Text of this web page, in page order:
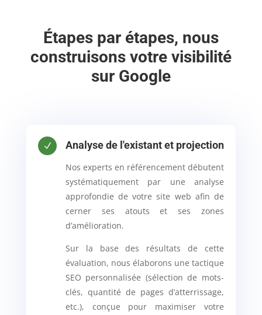
Étapes par étapes, nous
construisons votre visibilité
sur Google
N Analyse de l'existant et projection
Nos experts en référencement débutent
systématiquement par une analyse
approfondie de votre site web afin de
cerner ses atouts et ses zones
d’amélioration.
Sur la base des résultats de cette
évaluation, nous élaborons une tactique
SEO personnalisée (sélection de mots-
clés, quantité de pages d’atterrissage,
etc.), conçue pour maximiser votre